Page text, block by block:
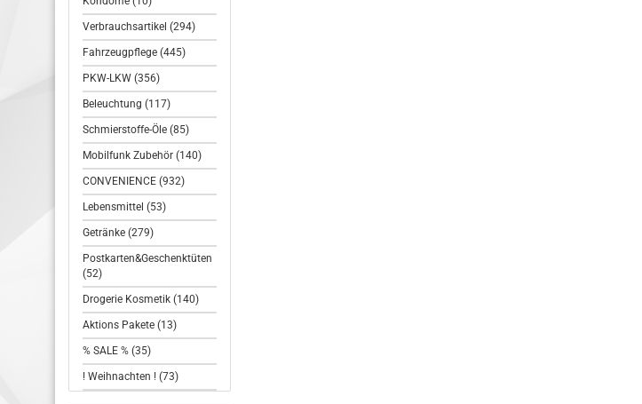
Verbrauchsartikel (294)
Fahrzeugpflege (445)
PKW-LKW (356)
Beleuchtung (117)
Schmierstoffe-Öle (85)
Mobilfunk Zubehör (140)
CONVENIENCE (932)
Lebensmittel (53)
Getränke (279)
Postkarten&Geschenktüten
(52)
Drogerie Kosmetik (140)
Aktions Pakete (13)
% SALE % (35)
! Weihnachten ! (73)